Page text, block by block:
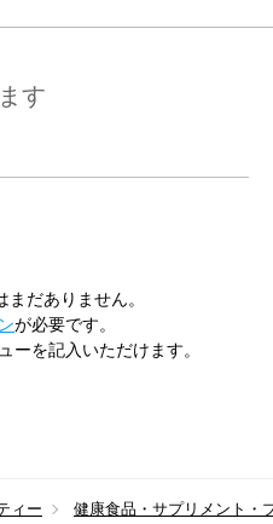
す
だありません。
が必要です。
ーを記入いただけます。
ィー 健康食品・サプリメント・